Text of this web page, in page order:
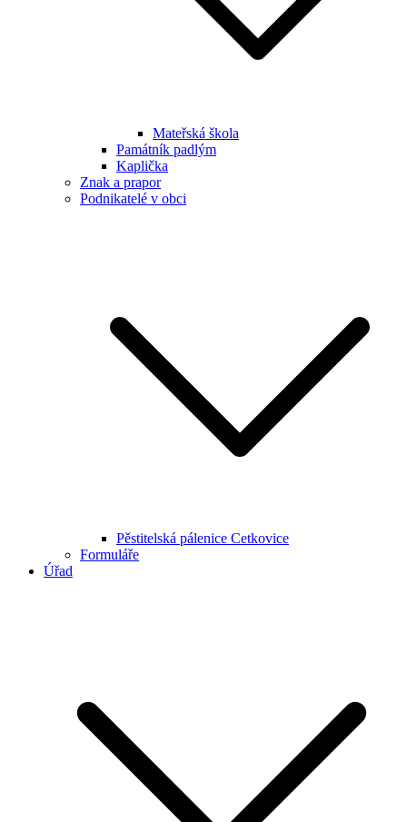
Mateřská škola
Památník padlým
Kaplička
Znak a prapor
Podnikatelé v obci
Pěstitelská pálenice Cetkovice
Formuláře
Úřad